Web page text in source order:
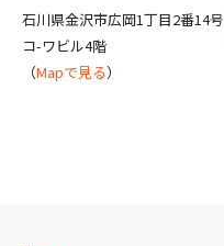
石川県金沢市広岡1丁目2番14号
コ-ワビル4階
（Mapで見る）